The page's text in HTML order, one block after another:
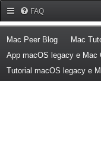
FAQ
Mac Peer Blog(Opens a
Mac
App macOS legacy e Mac
Tutorial macOS legacy e